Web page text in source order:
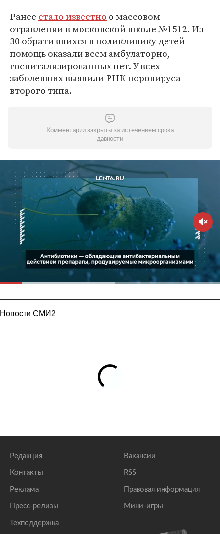
Ранее стало известно о массовом
отравлении в московской школе №1512. Из
30 обратившихся в поликлинику детей
помощь оказали всем амбулаторно,
госпитализированных нет. У всех
заболевших выявили РНК норовируса
второго типа.
Комментарии закрыты за истечением срока
давности
Новости СМИ2
Редакция
Контакты
Реклама
Пресс-релизы
Техподдержка
Вакансии
RSS
Правовая информация
Мини-игры